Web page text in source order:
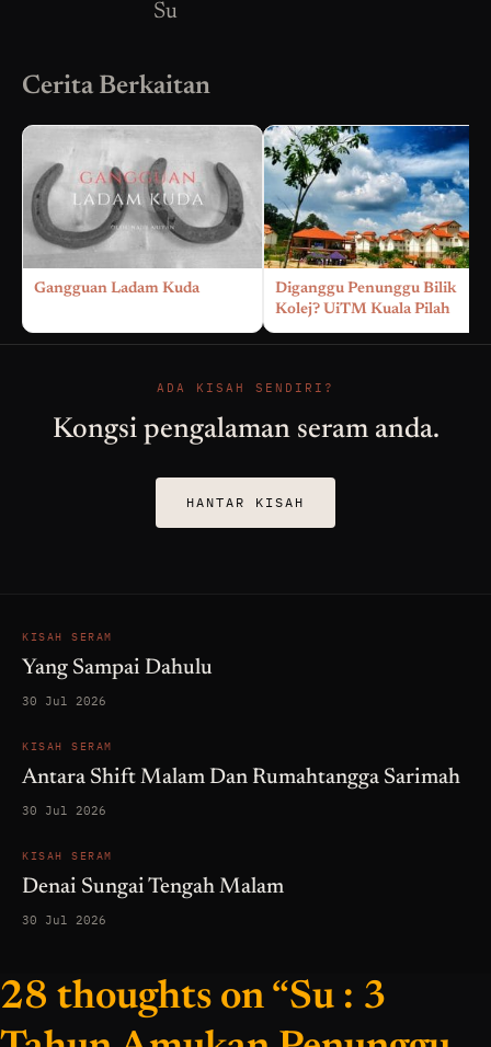
Su
Cerita Berkaitan
Gangguan Ladam Kuda
Diganggu Penunggu Bilik
Kolej? UiTM Kuala Pilah
ADA KISAH SENDIRI?
Kongsi pengalaman seram anda.
HANTAR KISAH
KISAH SERAM
Yang Sampai Dahulu
30 Jul 2026
KISAH SERAM
Antara Shift Malam Dan Rumahtangga Sarimah
30 Jul 2026
KISAH SERAM
Denai Sungai Tengah Malam
30 Jul 2026
28 thoughts on “Su : 3